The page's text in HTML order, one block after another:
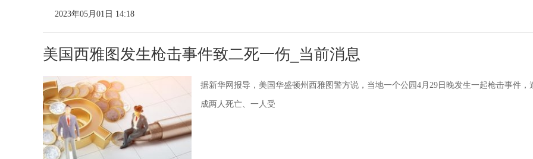
2023年05月01日 14:18
美国西雅图发生枪击事件致二死一伤_当前消息
据新华网报导，美国华盛顿州西雅图警方说，当地一个公园4月29日晚发生一起枪击事件，
成两人死亡、一人受